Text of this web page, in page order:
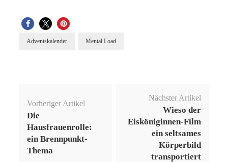
Adventskalender Mental Load
Vorheriger Artikel
Die
Hausfrauenrolle:
ein Brennpunkt-
Thema
Nächster Artikel
Wieso der
Eisköniginnen-Film
ein seltsames
Körperbild
transportiert